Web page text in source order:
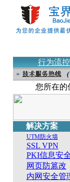
行为流
您所在的
解决方案
UTM防火墙
SSL VPN
PKI信息安
网页防篡改
内网安全管